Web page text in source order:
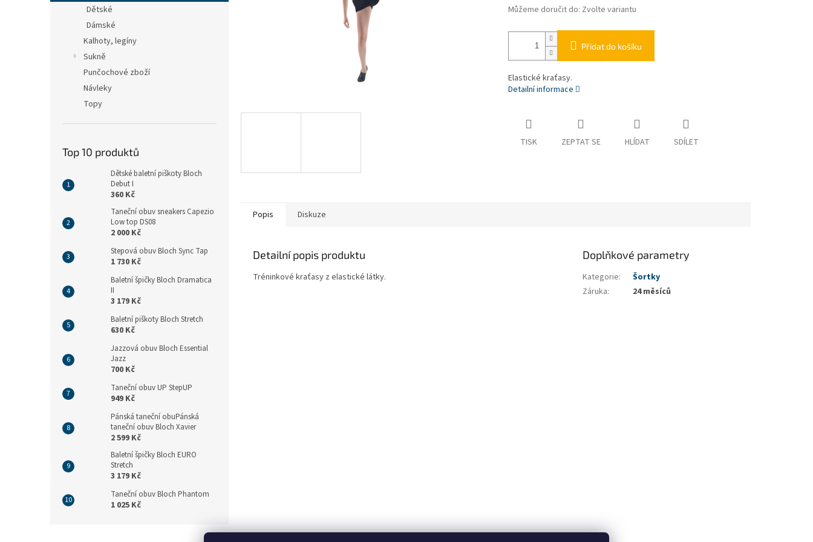
n
Dětské
Dámské
Kalhoty, legíny
Sukně
Punčochové zboží
Návleky
Topy
Top 10 produktů
Dětské baletní piškoty Bloch
Debut I
360 Kč
Taneční obuv sneakers Capezio
Low top DS08
2 000 Kč
Stepová obuv Bloch Sync Tap
1 730 Kč
Baletní špičky Bloch Dramatica
II
3 179 Kč
Baletní piškoty Bloch Stretch
630 Kč
Jazzová obuv Bloch Essential
Jazz
700 Kč
Taneční obuv UP StepUP
949 Kč
Pánská taneční obuPánská
taneční obuv Bloch Xavier
2 599 Kč
Baletní špičky Bloch EURO
Stretch
3 179 Kč
Taneční obuv Bloch Phantom
1 025 Kč
Můžeme doručit do: Zvolte variantu
Přidat do košíku
Elastické kraťasy.
Detailní informace
TISK ZEPTAT SE HLÍDAT SDÍLET
Popis Diskuze
Detailní popis produktu
Tréninkové kraťasy z elastické látky.
Doplňkové parametry
Kategorie:
Šortky
Záruka: 24 měsíců